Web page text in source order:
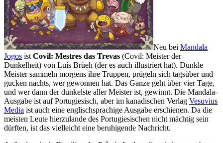
Neu bei Mandala
Jogos ist Covil: Mestres das Trevas (Covil: Meister der
Dunkelheit) von Luís Brüeh (der es auch illustriert hat). Dunkle
Meister sammeln morgens ihre Truppen, prügeln sich tagsüber und
gucken nachts, wer gewonnen hat. Das Ganze geht über vier Tage,
und wer dann der dunkelste aller Meister ist, gewinnt. Die Mandala-
Ausgabe ist auf Portugiesisch, aber im kanadischen Verlag Vesuvius
Media ist auch eine englischsprachige Ausgabe erschienen. Da die
meisten Leute hierzulande des Portugiesischen nicht mächtig sein
dürften, ist das vielleicht eine beruhigende Nachricht.